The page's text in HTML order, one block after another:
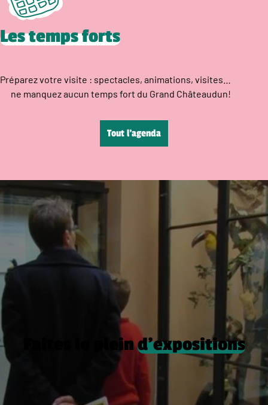
Les temps forts
Préparez votre visite : spectacles, animations, visites…
ne manquez aucun temps fort du Grand Châteaudun!
Tout l’agenda
Faites le pleind’expositions